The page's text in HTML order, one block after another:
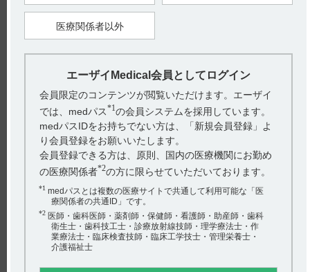
（第10版） II．名称に関する項目 1．販売名 (3)名称の由来
2）トラベルミン注インタビューフォーム 2022年4月改訂（改
訂第8版） II．名称に関する項目 1．販売名 (3)名称の由来
2024年10月
戻る
関連するQ&A
【ケイツーカプセル】 承認条件（使用成績調査やRMPな
ど）はありますか？
【ケアラム】 有効成分、規格の種類、添加物などを教え
てください。
【トラベルミン】 用法及び用量や投与時の注意事項につ
医療関係者以外
エーザイMedical会員としてログイン
会員限定のコンテンツが閲覧いただけます。エーザイ
では、medパス*1の会員システムを採用しています。
medパスIDをお持ちでない方は、「新規会員登録」よ
り会員登録をお願いいたします。
会員登録できる方は、原則、国内の医療機関にお勤め
の医療関係者*2の方に限らせていただいております。
*1 medパスとは複数の医療サイトで共通して利用可能な「医
療関係者の共通ID」です。
*2 医師・歯科医師・薬剤師・保健師・看護師・助産師・歯科
衛生士・歯科技工士・診療放射線技師・理学療法士・作
業療法士・臨床検査技師・臨床工学技士・管理栄養士・
介護福祉士